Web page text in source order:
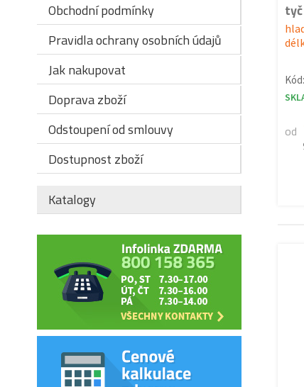
Obchodní podmínky
Pravidla ochrany osobních údajů
Jak nakupovat
Doprava zboží
Odstoupení od smlouvy
Dostupnost zboží
Katalogy
Kód:
od